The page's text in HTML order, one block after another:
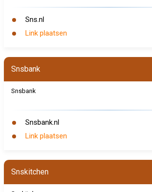
Sns.nl
Link plaatsen
Snsbank
Snsbank
Snsbank.nl
Link plaatsen
Snskitchen